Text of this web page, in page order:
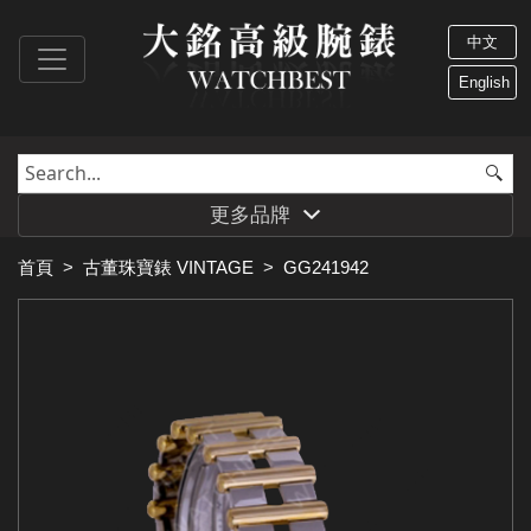
中文
English
更多品牌
首頁 > 古董珠寶錶 VINTAGE > GG241942